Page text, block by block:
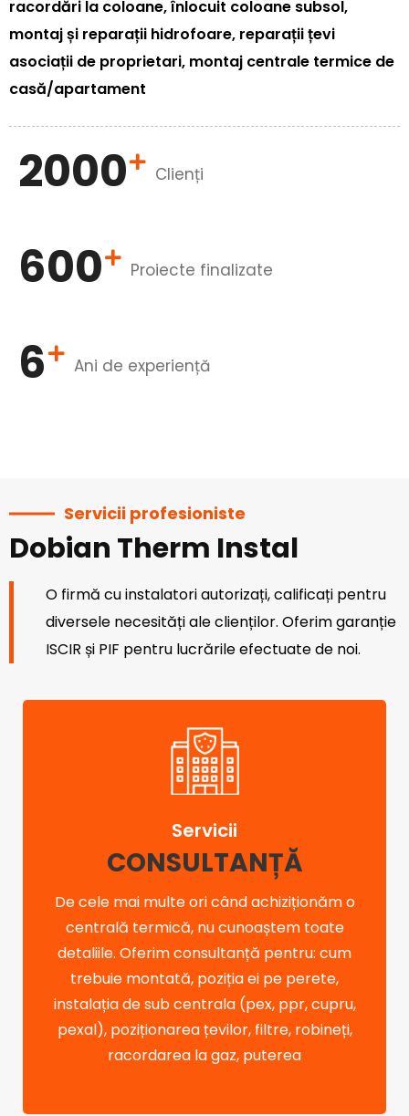
racordări la coloane, înlocuit coloane subsol,
montaj și reparații hidrofoare, reparații țevi
asociații de proprietari, montaj centrale termice de
casă/apartament
2000 Clienți
600 Proiecte finalizate
6 Ani de experiență
Servicii profesioniste
Dobian Therm Instal
O firmă cu instalatori autorizați, calificați pentru
diversele necesități ale clienților. Oferim garanție
ISCIR și PIF pentru lucrările efectuate de noi.
Servicii
CONSULTANȚĂ
De cele mai multe ori când achiziționăm o
centrală termică, nu cunoaștem toate
detaliile. Oferim consultanță pentru: cum
trebuie montată, poziția ei pe perete,
instalația de sub centrala (pex, ppr, cupru,
pexal), poziționarea țevilor, filtre, robineți,
racordarea la gaz, puterea